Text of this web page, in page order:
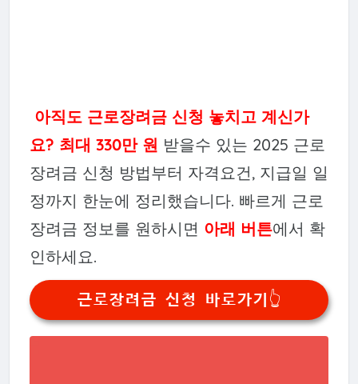
아직도 근로장려금 신청 놓치고 계신가
요? 최대 330만 원 받을수 있는 2025 근로
장려금 신청 방법부터 자격요건, 지급일 일
정까지 한눈에 정리했습니다. 빠르게 근로
장려금 정보를 원하시면 아래 버튼에서 확
인하세요.
근로장려금 신청 바로가기👆